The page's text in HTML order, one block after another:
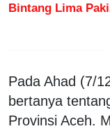
Bintang Lima
Pada Ahad (7/
bertanya
Provinsi Aceh.